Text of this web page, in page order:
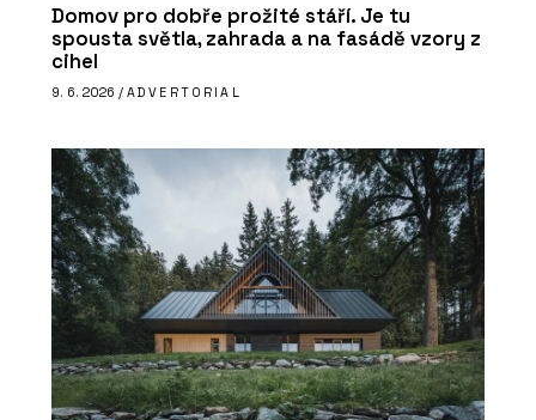
Domov pro dobře prožité stáří. Je tu
spousta světla, zahrada a na fasádě vzory z
cihel
9. 6. 2026 / ADVERTORIAL